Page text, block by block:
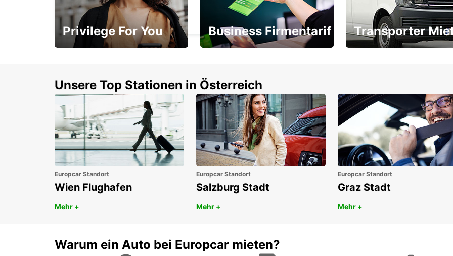
ERDING
ERDING - GERMANY
Privilege For You Business Firmentarif Transporter
Unsere Top Stationen in Österreich
Europcar Standort
Wien Flughafen
Mehr +
Europcar Standort
Salzburg Stadt
Mehr +
Europcar Standort
Graz Stadt
Mehr +
Warum ein Auto bei Europcar mieten?